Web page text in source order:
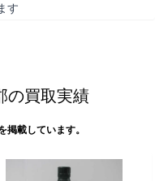
す
の買取実績
掲載しています。